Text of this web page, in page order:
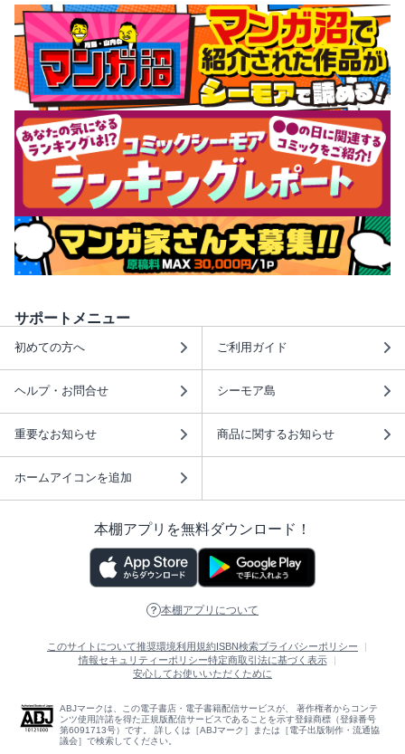
サポートメニュー
初めての方へ ご利用ガイド
ヘルプ・お問合せ シーモア島
重要なお知らせ 商品に関するお知らせ
ホームアイコンを追加
本棚アプリを無料ダウンロード！
本棚アプリについて
このサイトについて推奨環境利用規約ISBN検索プライバシーポリシー
情報セキュリティーポリシー特定商取引法に基づく表示
安心してお使いいただくために
ABJマークは、この電子書店・電子書籍配信サービスが、 著作権者からコンテ
ンツ使用許諾を得た正規版配信サービスであることを示す登録商標（登録番号
第6091713号）です。 詳しくは［ABJマーク］または［電子出版制作・流通協
議会］で検索してください。